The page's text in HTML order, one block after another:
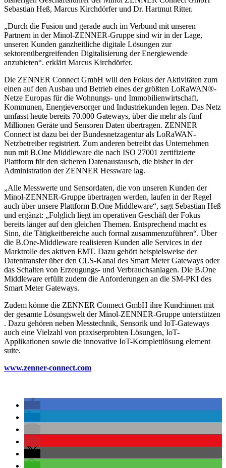
Sebastian Heß, Marcus Kirchdörfer und Dr. Hartmut Ritter.
„Durch die Fusion und gerade auch im Verbund mit unseren
Partnern in der Minol-ZENNER-Gruppe sind wir in der Lage,
unseren Kunden ganzheitliche digitale Lösungen zur
sektorenübergreifenden Digitalisierung der Energiewende
anzubieten“. erklärt Marcus Kirchdörfer.
Die ZENNER Connect GmbH will den Fokus der Aktivitäten zum
einen auf den Ausbau und Betrieb eines der größten LoRaWAN®-
Netze Europas für die Wohnungs- und Immobilienwirtschaft,
Kommunen, Energieversorger und Industriekunden legen. Das Netz
umfasst heute bereits 70.000 Gateways, über die mehr als fünf
Millionen Geräte und Sensoren Daten übertragen. ZENNER
Connect ist dazu bei der Bundesnetzagentur als LoRaWAN-
Netzbetreiber registriert. Zum anderen betreibt das Unternehmen
nun mit B.One Middleware die nach ISO 27001 zertifizierte
Plattform für den sicheren Datenaustausch, die bisher in der
Administration der ZENNER Hessware lag.
„Alle Messwerte und Sensordaten, die von unseren Kunden der
Minol-ZENNER-Gruppe übertragen werden, laufen in der Regel
auch über unsere Plattform B.One Middleware“, sagt Sebastian Heß
und ergänzt: „Folglich liegt im operativen Geschäft der Fokus
bereits länger auf den gleichen Themen. Entsprechend macht es
Sinn, die Tätigkeitbereiche auch formal zusammenzuführen“. Über
die B.One-Middleware realisieren Kunden alle Services in der
Marktrolle des aktiven EMT. Dazu gehört beispielsweise der
Datentransfer über den CLS-Kanal des Smart Meter Gateways oder
das Schalten von Erzeugungs- und Verbrauchsanlagen. Die B.One
Middleware erfüllt zudem die Anforderungen an die SM-PKI des
Smart Meter Gateways.
Zudem könne die ZENNER Connect GmbH ihre Kund:innen mit
der gesamte Lösungswelt der Minol-ZENNER-Gruppe unterstützen
. Dazu gehören neben Messtechnik, Sensorik und IoT-Gateways
auch eine Vielzahl von praxiserprobten Lösungen, IoT-
Applikationen sowie die innovative IoT-Komplettlösung element
suite.
www.zenner-connect.com